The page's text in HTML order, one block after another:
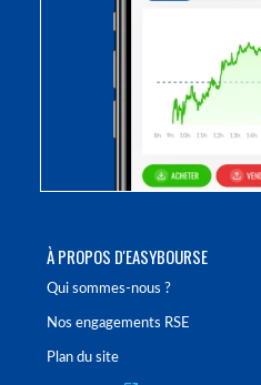
À PROPOS D'EASYBOURSE
Qui sommes-nous ?
Nos engagements RSE
Plan du site